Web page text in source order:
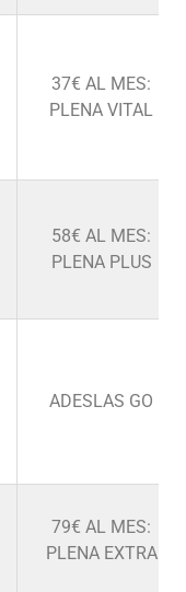
37€ AL MES:
PLENA VITAL
58€ AL MES:
PLENA PLUS
ADESLAS GO
79€ AL MES:
PLENA EXTRA